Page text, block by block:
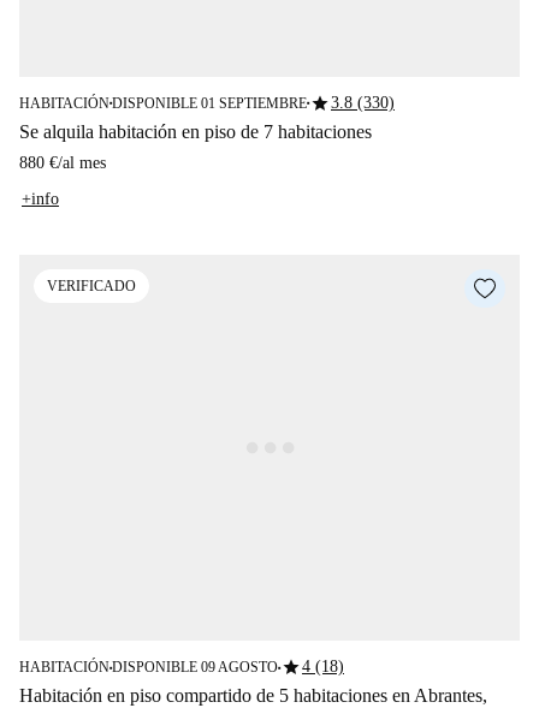
HABITACIÓN■DISPONIBLE 01 SEPTIEMBRE■star3.8 (330)
Se alquila habitación en piso de 7 habitaciones
880 €/al mes
+info
VERIFICADO
HABITACIÓN■DISPONIBLE 09 AGOSTO■star4 (18)
Habitación en piso compartido de 5 habitaciones en Abrantes,